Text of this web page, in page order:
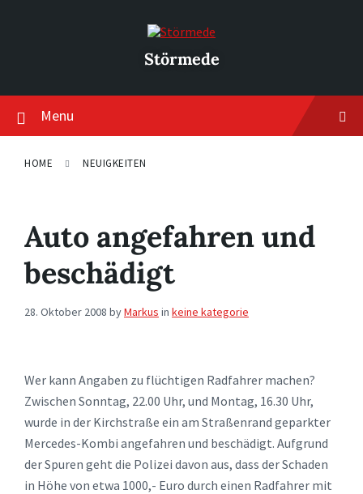
Störmede
Menu
HOME NEUIGKEITEN
Auto angefahren und
beschädigt
28. Oktober 2008 byMarkus in keine kategorie
Wer kann Angaben zu flüchtigen Radfahrer machen?
Zwischen Sonntag, 22.00 Uhr, und Montag, 16.30 Uhr,
wurde in der Kirchstraße ein am Straßenrand geparkter
Mercedes-Kombi angefahren und beschädigt. Aufgrund
der Spuren geht die Polizei davon aus, dass der Schaden
in Höhe von etwa 1000,- Euro durch einen Radfahrer mit